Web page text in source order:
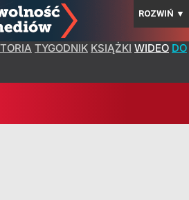
ROZWIŃ ▼
TYGODNIK KSIĄŻKI WIDEO DO